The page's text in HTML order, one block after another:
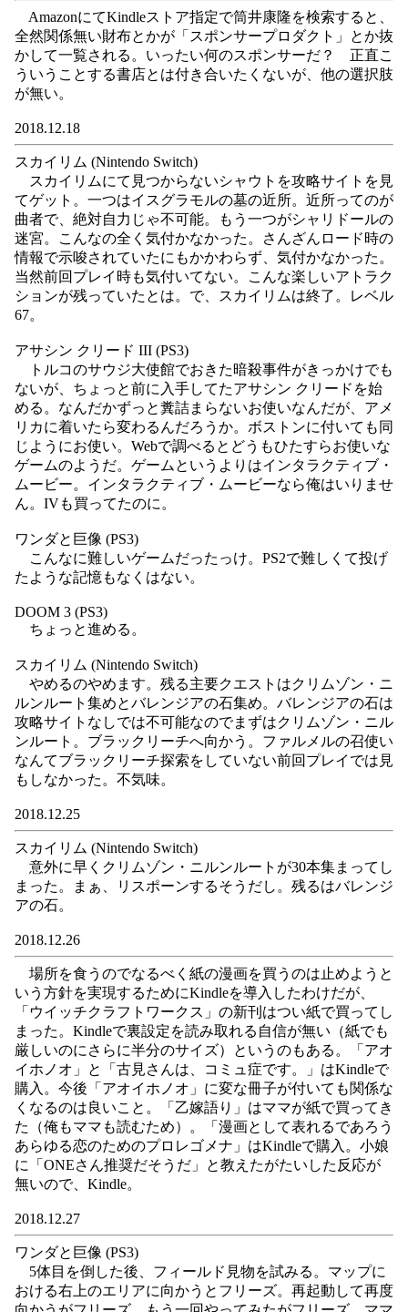
AmazonにてKindleストア指定で筒井康隆を検索すると、
全然関係無い財布とかが「スポンサープロダクト」とか抜
かして一覧される。いったい何のスポンサーだ？ 正直こ
ういうことする書店とは付き合いたくないが、他の選択肢
が無い。
2018.12.18
スカイリム (Nintendo Switch)
スカイリムにて見つからないシャウトを攻略サイトを見
てゲット。一つはイスグラモルの墓の近所。近所ってのが
曲者で、絶対自力じゃ不可能。もう一つがシャリドールの
迷宮。こんなの全く気付かなかった。さんざんロード時の
情報で示唆されていたにもかかわらず、気付かなかった。
当然前回プレイ時も気付いてない。こんな楽しいアトラク
ションが残っていたとは。で、スカイリムは終了。レベル
67。
アサシン クリード III (PS3)
トルコのサウジ大使館でおきた暗殺事件がきっかけでも
ないが、ちょっと前に入手してたアサシン クリードを始
める。なんだかずっと糞詰まらないお使いなんだが、アメ
リカに着いたら変わるんだろうか。ボストンに付いても同
じようにお使い。Webで調べるとどうもひたすらお使いな
ゲームのようだ。ゲームというよりはインタラクティブ・
ムービー。インタラクティブ・ムービーなら俺はいりませ
ん。IVも買ってたのに。
ワンダと巨像 (PS3)
こんなに難しいゲームだったっけ。PS2で難しくて投げ
たような記憶もなくはない。
DOOM 3 (PS3)
ちょっと進める。
スカイリム (Nintendo Switch)
やめるのやめます。残る主要クエストはクリムゾン・ニ
ルンルート集めとバレンジアの石集め。バレンジアの石は
攻略サイトなしでは不可能なのでまずはクリムゾン・ニル
ンルート。ブラックリーチへ向かう。ファルメルの召使い
なんてブラックリーチ探索をしていない前回プレイでは見
もしなかった。不気味。
2018.12.25
スカイリム (Nintendo Switch)
意外に早くクリムゾン・ニルンルートが30本集まってし
まった。まぁ、リスポーンするそうだし。残るはバレンジ
アの石。
2018.12.26
場所を食うのでなるべく紙の漫画を買うのは止めようと
いう方針を実現するためにKindleを導入したわけだが、
「ウイッチクラフトワークス」の新刊はつい紙で買ってし
まった。Kindleで裏設定を読み取れる自信が無い（紙でも
厳しいのにさらに半分のサイズ）というのもある。「アオ
イホノオ」と「古見さんは、コミュ症です。」はKindleで
購入。今後「アオイホノオ」に変な冊子が付いても関係な
くなるのは良いこと。「乙嫁語り」はママが紙で買ってき
た（俺もママも読むため）。「漫画として表れるであろう
あらゆる恋のためのプロレゴメナ」はKindleで購入。小娘
に「ONEさん推奨だそうだ」と教えたがたいした反応が
無いので、Kindle。
2018.12.27
ワンダと巨像 (PS3)
5体目を倒した後、フィールド見物を試みる。マップに
おける右上のエリアに向かうとフリーズ。再起動して再度